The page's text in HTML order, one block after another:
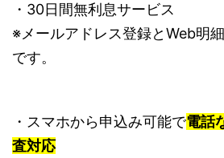
・30日間無利息サービス
※メールアドレス登録とWeb明
です。
・スマホから申込み可能で電話
査対応